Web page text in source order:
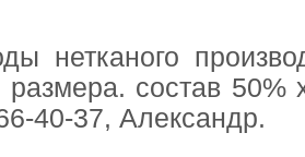
нетканого
размера. состав
40-37, Александр.